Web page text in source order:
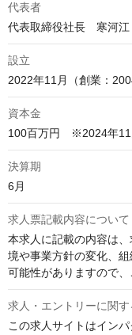
代表者
代表取締役社長　寒河江
設立
2022年11月（創業：
資本金
100百万円　※2024年
決算期
6月
求人票記載内容について
本求人に記載の内容は
境や事業方針の変化、
可能性がありますので、
求人・エントリーに関
この求人サイトはイン